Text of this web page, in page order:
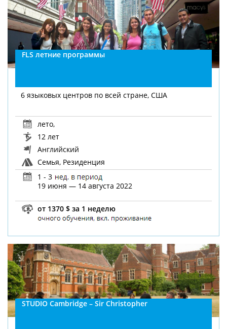
FLS летние программы
6 языковых центров по всей стране, США
лето,
12 лет
Английский
Семья, Резиденция
1 - 3
19 июня — 14 августа 2022
от 1370 $ за 1 неделю
STUDIO Cambridge – Sir Christopher